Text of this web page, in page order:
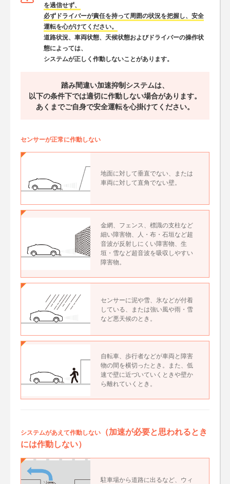
を過信せず、
必ずドライバーが責任を持って周囲の状況を把握し、安全
運転を心がけてください。
道路状況、車両状態、天候状態およびドライバーの操作状
態によっては、
システムが正しく作動しないことがあります。
踏み間違い加速抑制システムは、
以下の条件下では適切に作動しない場合があります。
あくまでご自身で安全運転を心掛けてください。
センサーが正常に作動しない
地面に対して垂直でない、または
車両に対して直角でない壁。
金網、フェンス、標識の支柱など
細い障害物、人・布・石垣など超
音波が反射しにくい障害物、生
垣・雪など超音波を吸収しやすい
障害物。
センサーに泥や雪、氷などが付着
している、または強い風や雨・雪
など悪天候のとき。
自転車、歩行者などが車両と障害
物の間を横切ったとき。また、低
速で壁に近づいていくときや壁か
ら離れていくとき。
システムがあえて作動しない
（加速が必要と思われるとき
には作動しない）
駐車場から道路に出るなど、ウィ